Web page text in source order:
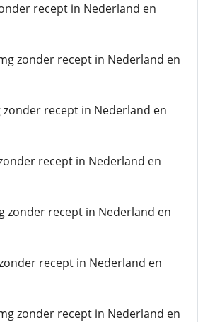
recept in Nederland en
zonder recept in Nederland en
recept in Nederland en
recept in Nederland en
zonder recept in Nederland en
recept in Nederland en
zonder recept in Nederland en